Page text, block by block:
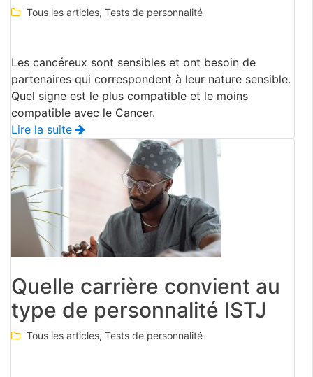
Tous les articles, Tests de personnalité
Les cancéreux sont sensibles et ont besoin de
partenaires qui correspondent à leur nature sensible.
Quel signe est le plus compatible et le moins
compatible avec le Cancer.
Lire la suite
Quelle carrière convient au
type de personnalité ISTJ
Tous les articles, Tests de personnalité